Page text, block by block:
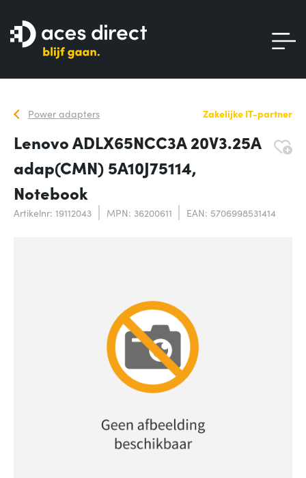
Power adapters Zakelijke IT-partner
Lenovo ADLX65NCC3A 20V3.25A
adap(CMN) 5A10J75114,
Notebook
Artikelnr: 19112043 MPN: 36200611 EAN: 5706998531414